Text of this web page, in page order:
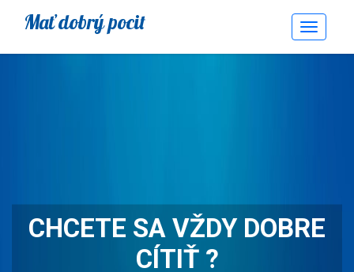
CHCETE SA VŽDY DOBRE
CÍTIŤ ?
Mať dobrý pocit
Toggle